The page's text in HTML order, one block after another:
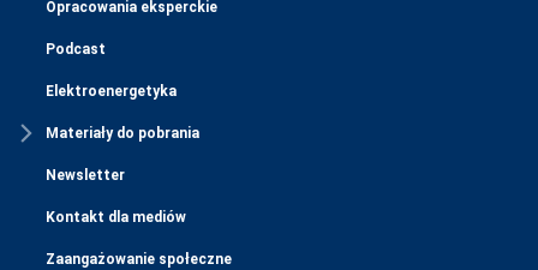
Opracowania eksperckie
Podcast
Elektroenergetyka
Materiały do pobrania
Newsletter
Kontakt dla mediów
Zaangażowanie społeczne